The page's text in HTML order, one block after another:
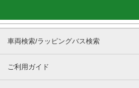
車両検索/ラッピングバス検索
ご利用ガイド